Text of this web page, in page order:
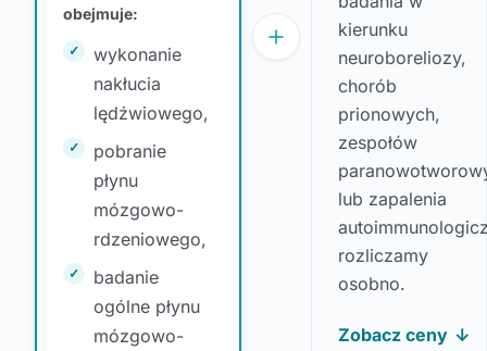
obejmuje:
wykonanie
nakłucia
lędźwiowego,
pobranie
płynu
mózgowo-
rdzeniowego,
badanie
ogólne płynu
mózgowo-
kierunku
neuroboreliozy,
chorób
prionowych,
zespołów
lub zapalenia
rozliczamy
osobno.
Zobacz ceny ↓